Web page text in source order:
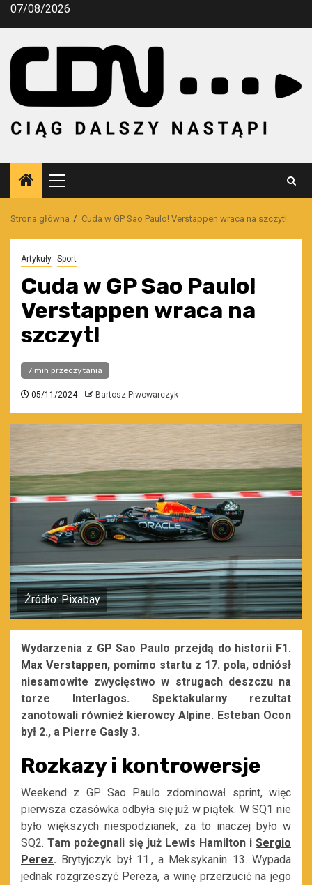
Przejdź
07/08/2026
Menu
główne
Strona główna Cuda w GP Sao Paulo! Verstappen wraca na szczyt!
Artykuły Sport
Cuda w GP Sao Paulo!
Verstappen wraca na
szczyt!
7 min przeczytania
05/11/2024 Bartosz Piwowarczyk
Źródło: Pixabay
Wydarzenia z GP Sao Paulo przejdą do historii F1.
Max Verstappen, pomimo startu z 17. pola, odniósł
niesamowite zwycięstwo w strugach deszczu na
torze Interlagos. Spektakularny rezultat
zanotowali również kierowcy Alpine. Esteban Ocon
był 2., a Pierre Gasly 3.
Rozkazy i kontrowersje
Weekend z GP Sao Paulo zdominował sprint, więc
pierwsza czasówka odbyła się już w piątek. W SQ1 nie
było większych niespodzianek, za to inaczej było w
SQ2. Tam pożegnali się już Lewis Hamilton i Sergio
Perez. Brytyjczyk był 11., a Meksykanin 13. Wypada
jednak rozgrzeszyć Pereza, a winę przerzucić na jego